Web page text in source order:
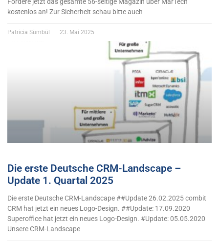
Fordere jetzt das gesamte 56-seitige Magazin über MarTech
kostenlos an! Zur Sicherheit schau bitte auch
Patricia Sümbül 23. Mai 2025
Die erste Deutsche CRM-Landscape –
Update 1. Quartal 2025
Die erste Deutsche CRM-Landscape ##Update 26.02.2025 combit
CRM hat jetzt ein neues Logo-Design. ##Update: 17.09.2020
Superoffice hat jetzt ein neues Logo-Design. #Update: 05.05.2020
Unsere CRM-Landscape